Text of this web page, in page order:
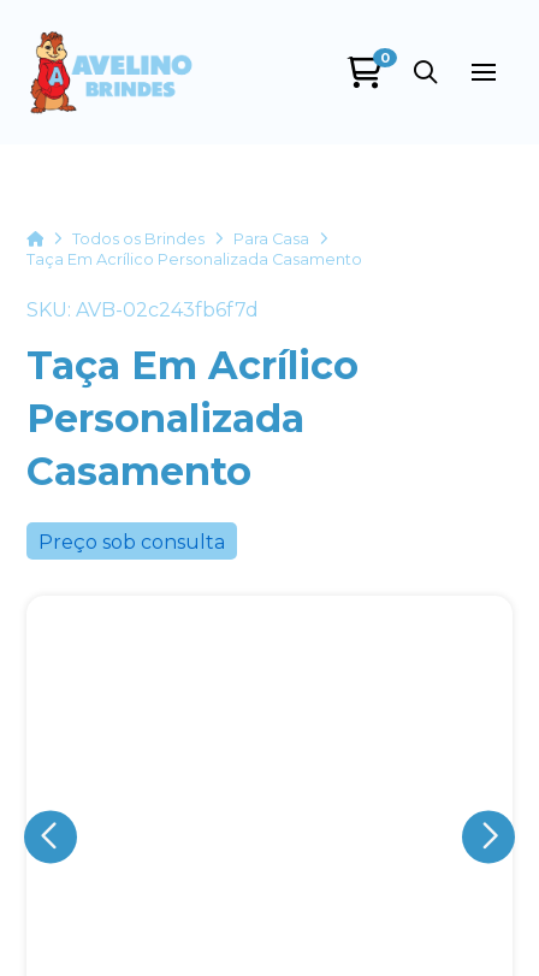
0
HomeTodos os Brindes
Para Casa
Taça Em Acrílico Personalizada Casamento
SKU: AVB-02c243fb6f7d
Taça Em Acrílico
Personalizada
Casamento
Preço sob consulta
+55